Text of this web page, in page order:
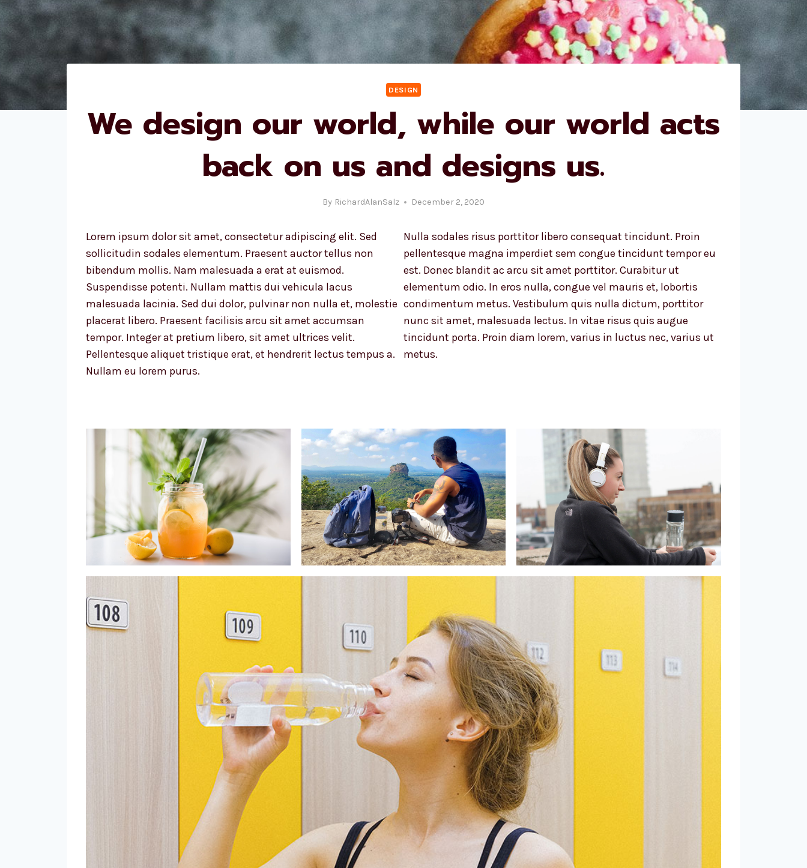
DESIGN
We design our world, while our world acts
back on us and designs us.
By RichardAlanSalz December 2, 2020
Lorem ipsum dolor sit amet, consectetur adipiscing elit. Sed
sollicitudin sodales elementum. Praesent auctor tellus non
bibendum mollis. Nam malesuada a erat at euismod.
Suspendisse potenti. Nullam mattis dui vehicula lacus
malesuada lacinia. Sed dui dolor, pulvinar non nulla et, molestie
placerat libero. Praesent facilisis arcu sit amet accumsan
tempor. Integer at pretium libero, sit amet ultrices velit.
Pellentesque aliquet tristique erat, et hendrerit lectus tempus a.
Nullam eu lorem purus.
Nulla sodales risus porttitor libero consequat tincidunt. Proin
pellentesque magna imperdiet sem congue tincidunt tempor eu
est. Donec blandit ac arcu sit amet porttitor. Curabitur ut
elementum odio. In eros nulla, congue vel mauris et, lobortis
condimentum metus. Vestibulum quis nulla dictum, porttitor
nunc sit amet, malesuada lectus. In vitae risus quis augue
tincidunt porta. Proin diam lorem, varius in luctus nec, varius ut
metus.